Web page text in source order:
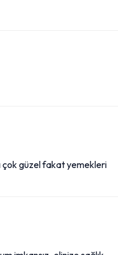
çok güzel fakat yemekleri